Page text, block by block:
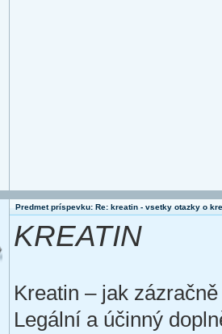
Predmet príspevku: Re: kreatin - vsetky otazky o
KREATIN
Kreatin – jak
Legální a účinný